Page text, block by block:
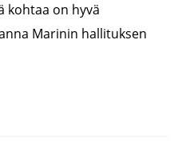
kohtaa on hyvä
Marinin hallituksen